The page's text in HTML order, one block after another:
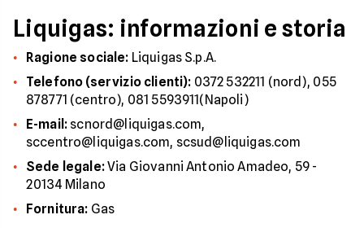
Liquigas: informazioni e storia
Ragione sociale: Liquigas S.p.A.
Telefono (servizio clienti): 0372 532211 (nord), 055
878771 (centro), 081 5593911(Napoli)
E-mail: scnord@liquigas.com,
sccentro@liquigas.com, scsud@liquigas.com
Sede legale:Via Giovanni Antonio Amadeo, 59 -
20134 Milano
Fornitura: Gas